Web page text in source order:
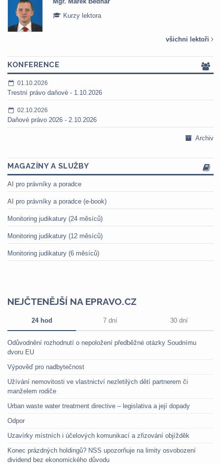
Kurzy lektora
všichni lektoři
KONFERENCE
01.10.2026
Trestní právo daňové - 1.10.2026
02.10.2026
Daňové právo 2026 - 2.10.2026
Archiv
MAGAZÍNY A SLUŽBY
AI pro právníky a poradce
AI pro právníky a poradce (e-book)
Monitoring judikatury (24 měsíců)
Monitoring judikatury (12 měsíců)
Monitoring judikatury (6 měsíců)
NEJČTENĚJŠÍ NA EPRAVO.CZ
24 hod 7 dní 30 dní
Odůvodnění rozhodnutí o nepoložení předběžné otázky Soudnímu
dvoru EU
Výpověď pro nadbytečnost
Užívání nemovitosti ve vlastnictví nezletilých dětí partnerem či
manželem rodiče
Urban waste water treatment directive – legislativa a její dopady
Odpor
Uzavírky místních i účelových komunikací a zřizování objížděk
Konec prázdných holdingů? NSS upozorňuje na limity osvobození
dividend bez ekonomického důvodu